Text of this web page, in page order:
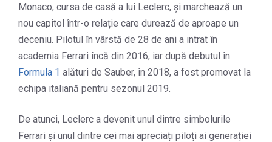
Monaco, cursa de casă a lui Leclerc, și marchează un
nou capitol într-o relație care durează de aproape un
deceniu. Pilotul în vârstă de 28 de ani a intrat în
academia Ferrari încă din 2016, iar după debutul în
Formula 1 alături de Sauber, în 2018, a fost promovat la
echipa italiană pentru sezonul 2019.
De atunci, Leclerc a devenit unul dintre simbolurile
Ferrari și unul dintre cei mai apreciați piloți ai generației